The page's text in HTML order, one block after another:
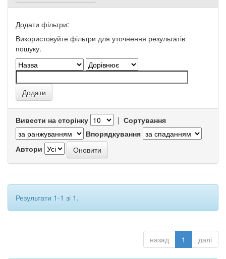
Додати фільтри:
Використовуйте фільтри для уточнення результатів
пошуку.
Вивести на сторінку | Сортування
Впорядкування
Автори
Результати 1-1 зі 1.
назад 1 далі